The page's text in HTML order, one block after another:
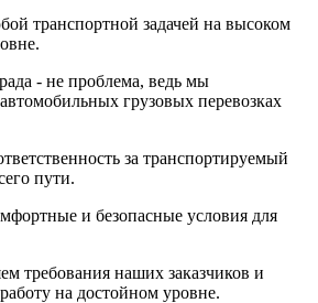
транспортной задачей на высоком
- не проблема, ведь мы
грузовых перевозках
за транспортируемый
пути.
и безопасные условия для
требования наших заказчиков и
на достойном уровне.